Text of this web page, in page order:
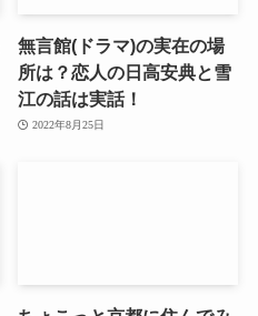
無言館(ドラマ)の実在の場
所は？恋人の日高安典と雪
江の話は実話！
2022年8月25日